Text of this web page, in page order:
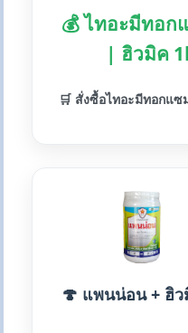
💰 ไทอะมีทอก
| ฮิวมิค
🛒 สั่งซื้อไทอะมีทอกแซ
🍄 แพนน่อน + ฮิว